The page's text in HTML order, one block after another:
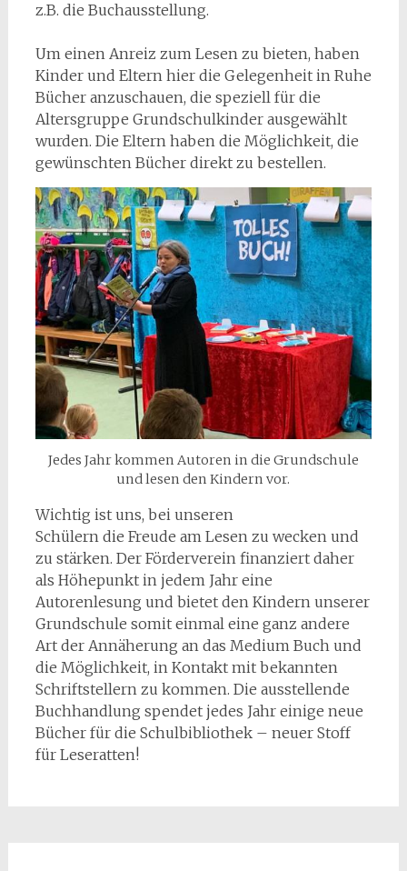
z.B. die Buchausstellung.
Um einen Anreiz zum Lesen zu bieten, haben
Kinder und Eltern hier die Gelegenheit in Ruhe
Bücher anzuschauen, die speziell für die
Altersgruppe Grundschulkinder ausgewählt
wurden. Die Eltern haben die Möglichkeit, die
gewünschten Bücher direkt zu bestellen.
Jedes Jahr kommen Autoren in die Grundschule
und lesen den Kindern vor.
Wichtig ist uns, bei unseren
Schülern die Freude am Lesen zu wecken und
zu stärken. Der Förderverein finanziert daher
als Höhepunkt in jedem Jahr eine
Autorenlesung und bietet den Kindern unserer
Grundschule somit einmal eine ganz andere
Art der Annäherung an das Medium Buch und
die Möglichkeit, in Kontakt mit bekannten
Schriftstellern zu kommen. Die ausstellende
Buchhandlung spendet jedes Jahr einige neue
Bücher für die Schulbibliothek – neuer Stoff
für Leseratten!